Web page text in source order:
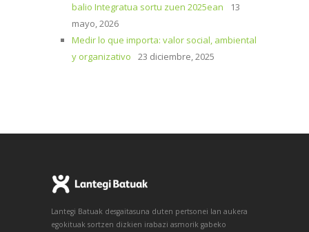
balio Integratua sortu zuen 2025ean
13
mayo, 2026
Medir lo que importa: valor social, ambiental
y organizativo
23 diciembre, 2025
Lantegi Batuak desgaitasuna duten pertsonei lan aukera
egokituak sortzen dizkien irabazi asmorik gabeko